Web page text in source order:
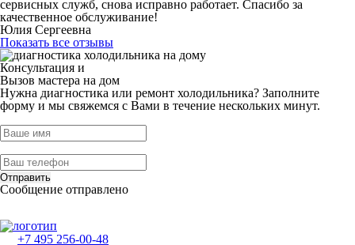
сервисных служб, снова исправно работает. Спасибо за
качественное обслуживание!
Юлия Сергеевна
Показать все отзывы
Консультация и
Вызов мастера на дом
Нужна диагностика или ремонт холодильника? Заполните
форму и мы свяжемся с Вами в течение нескольких минут.
Отправить
Сообщение отправлено
+7 495 256-00-48